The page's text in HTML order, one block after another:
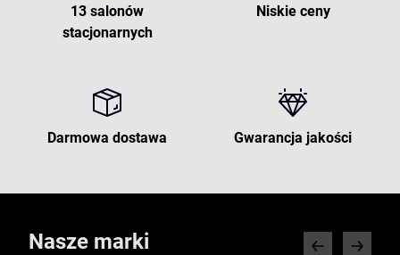
13 salonów
stacjonarnych
Niskie ceny
Darmowa dostawa Gwarancja jakości
Nasze marki